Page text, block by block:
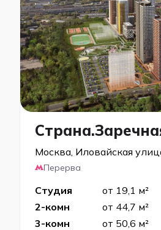
Москва, Иловайская
Перерва
Студия от 19,1 м²
2-комн
от 44,7 м²
3-комн
от 50,6 м²